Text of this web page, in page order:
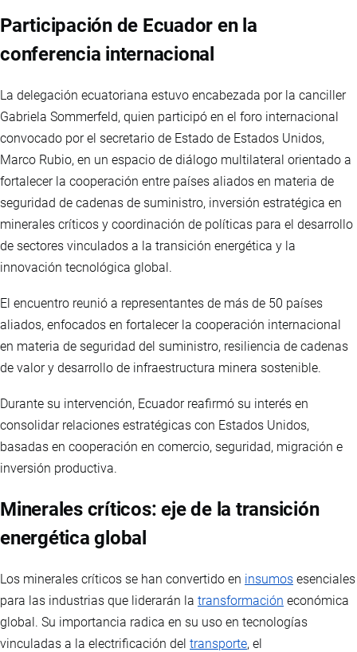
Participación de Ecuador en la
conferencia internacional
La delegación ecuatoriana estuvo encabezada por la canciller
Gabriela Sommerfeld, quien participó en el foro internacional
convocado por el secretario de Estado de Estados Unidos,
Marco Rubio, en un espacio de diálogo multilateral orientado a
fortalecer la cooperación entre países aliados en materia de
seguridad de cadenas de suministro, inversión estratégica en
minerales críticos y coordinación de políticas para el desarrollo
de sectores vinculados a la transición energética y la
innovación tecnológica global.
El encuentro reunió a representantes de más de 50 países
aliados, enfocados en fortalecer la cooperación internacional
en materia de seguridad del suministro, resiliencia de cadenas
de valor y desarrollo de infraestructura minera sostenible.
Durante su intervención, Ecuador reafirmó su interés en
consolidar relaciones estratégicas con Estados Unidos,
basadas en cooperación en comercio, seguridad, migración e
inversión productiva.
Minerales críticos: eje de la transición
energética global
Los minerales críticos se han convertido en insumos esenciales
para las industrias que liderarán la transformación económica
global. Su importancia radica en su uso en tecnologías
vinculadas a la electrificación del transporte, el